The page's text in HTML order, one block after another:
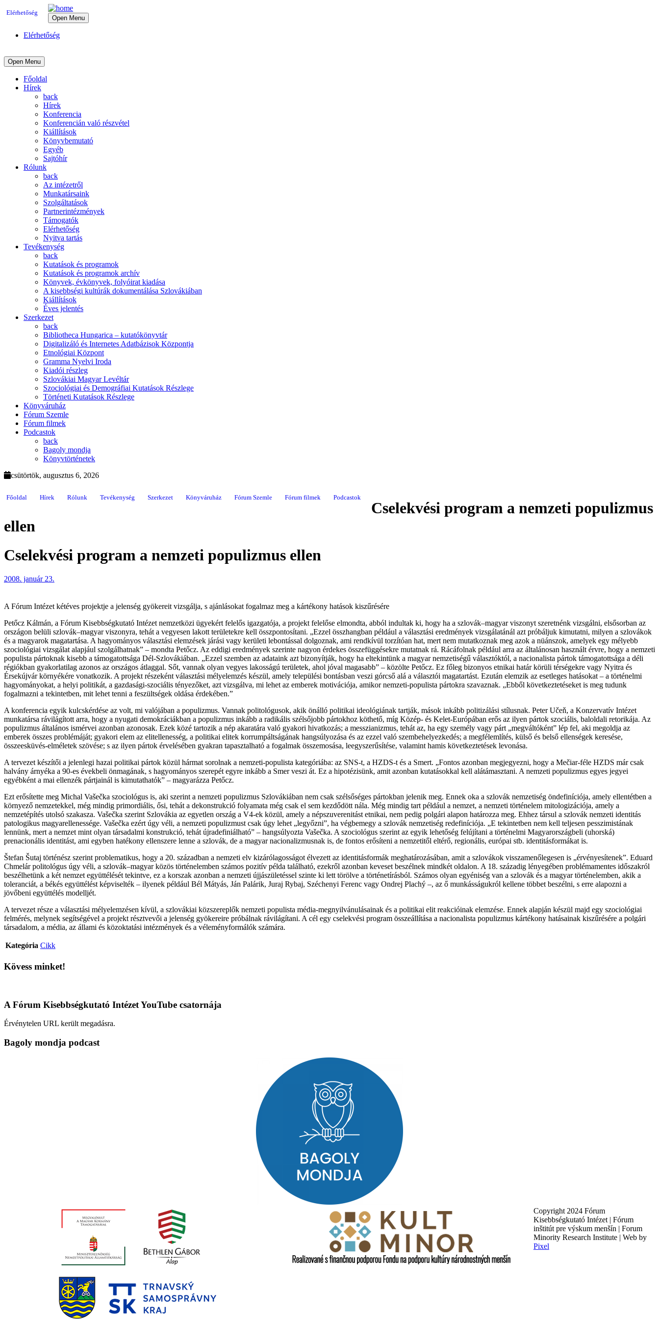
Elérhetőség
Open Menu
Elérhetőség
Open Menu
Főoldal
Hírek
back
Hírek
Konferencia
Konferencián való részvétel
Kiállítások
Könyvbemutató
Egyéb
Sajtóhír
Rólunk
back
Az intézetről
Munkatársaink
Szolgáltatások
Partnerintézmények
Támogatók
Elérhetőség
Nyitva tartás
Tevékenység
back
Kutatások és programok
Kutatások és programok archív
Könyvek, évkönyvek, folyóirat kiadása
A kisebbségi kultúrák dokumentálása Szlovákiában
Kiállítások
Éves jelentés
Szerkezet
back
Bibliotheca Hungarica – kutatókönyvtár
Digitalizáló és Internetes Adatbázisok Központja
Etnológiai Központ
Gramma Nyelvi Iroda
Kiadói részleg
Szlovákiai Magyar Levéltár
Szociológiai és Demográfiai Kutatások Részlege
Történeti Kutatások Részlege
Könyváruház
Fórum Szemle
Fórum filmek
Podcastok
back
Bagoly mondja
Könyvtörténetek
csütörtök, augusztus 6, 2026
Főoldal Hírek Rólunk Tevékenység Szerkezet Könyváruház Fórum Szemle Fórum filmek Podcastok
Cselekvési program a nemzeti populizmus
ellen
Cselekvési program a nemzeti populizmus ellen
2008. január 23.
A Fórum Intézet kétéves projektje a jelenség gyökereit vizsgálja, s ajánlásokat fogalmaz meg a kártékony hatások kiszűrésére
Petőcz Kálmán, a Fórum Kisebbségkutató Intézet nemzetközi ügyekért felelős igazgatója, a projekt felelőse elmondta, abból indultak ki, hogy ha a szlovák–magyar viszonyt szeretnénk vizsgálni, elsősorban az
országon belüli szlovák–magyar viszonyra, tehát a vegyesen lakott területekre kell összpontosítani. „Ezzel összhangban például a választási eredmények vizsgálatánál azt próbáljuk kimutatni, milyen a szlovákok
és a magyarok magatartása. A hagyományos választási elemzések járási vagy kerületi lebontással dolgoznak, ami rendkívül torzítóan hat, mert nem mutatkoznak meg azok a nüánszok, amelyek egy mélyebb
szociológiai vizsgálat alapjául szolgálhatnak” – mondta Petőcz. Az eddigi eredmények szerinte nagyon érdekes összefüggésekre mutatnak rá. Rácáfolnak például arra az általánosan használt érvre, hogy a nemzeti
populista pártoknak kisebb a támogatottsága Dél-Szlovákiában. „Ezzel szemben az adataink azt bizonyítják, hogy ha eltekintünk a magyar nemzetiségű választóktól, a nacionalista pártok támogatottsága a déli
régiókban gyakorlatilag azonos az országos átlaggal. Sőt, vannak olyan vegyes lakosságú területek, ahol jóval magasabb” – közölte Petőcz. Ez főleg bizonyos etnikai határ körüli térségekre vagy Nyitra és
Érsekújvár környékére vonatkozik. A projekt részeként választási mélyelemzés készül, amely települési bontásban veszi górcső alá a választói magatartást. Ezután elemzik az esetleges hatásokat – a történelmi
hagyományokat, a helyi politikát, a gazdasági-szociális tényezőket, azt vizsgálva, mi lehet az emberek motivációja, amikor nemzeti-populista pártokra szavaznak. „Ebből következtetéseket is meg tudunk
fogalmazni a tekintetben, mit lehet tenni a feszültségek oldása érdekében.”
A konferencia egyik kulcskérdése az volt, mi valójában a populizmus. Vannak politológusok, akik önálló politikai ideológiának tartják, mások inkább politizálási stílusnak. Peter Učeň, a Konzervatív Intézet
munkatársa rávilágított arra, hogy a nyugati demokráciákban a populizmus inkább a radikális szélsőjobb pártokhoz köthető, míg Közép- és Kelet-Európában erős az ilyen pártok szociális, baloldali retorikája. Az
populizmus általános ismérvei azonban azonosak. Ezek közé tartozik a nép akaratára való gyakori hivatkozás; a messzianizmus, tehát az, ha egy személy vagy párt „megváltóként” lép fel, aki megoldja az
emberek összes problémáját; gyakori elem az elitellenesség, a politikai elitek korrumpáltságának hangsúlyozása és az ezzel való szembehelyezkedés; a megfélemlítés, külső és belső ellenségek keresése,
összeesküvés-elméletek szövése; s az ilyen pártok érvelésében gyakran tapasztalható a fogalmak összemosása, leegyszerűsítése, valamint hamis következtetések levonása.
A tervezet készítői a jelenlegi hazai politikai pártok közül hármat sorolnak a nemzeti-populista kategóriába: az SNS-t, a HZDS-t és a Smert. „Fontos azonban megjegyezni, hogy a Mečiar-féle HZDS már csak
halvány árnyéka a 90-es évekbeli önmagának, s hagyományos szerepét egyre inkább a Smer veszi át. Ez a hipotézisünk, amit azonban kutatásokkal kell alátámasztani. A nemzeti populizmus egyes jegyei
egyébként a mai ellenzék pártjainál is kimutathatók” – magyarázza Petőcz.
Ezt erősítette meg Michal Vašečka szociológus is, aki szerint a nemzeti populizmus Szlovákiában nem csak szélsőséges pártokban jelenik meg. Ennek oka a szlovák nemzetiség öndefiníciója, amely ellentétben a
környező nemzetekkel, még mindig primordiális, ősi, tehát a dekonstrukció folyamata még csak el sem kezdődött nála. Még mindig tart például a nemzet, a nemzeti történelem mitologizációja, amely a
nemzetépítés utolsó szakasza. Vašečka szerint Szlovákia az egyetlen ország a V4-ek közül, amely a népszuverenitást etnikai, nem pedig polgári alapon határozza meg. Ehhez társul a szlovák nemzeti identitás
patologikus magyarellenessége. Vašečka ezért úgy véli, a nemzeti populizmust csak úgy lehet „legyőzni”, ha végbemegy a szlovák nemzetiség redefiníciója. „E tekintetben nem kell teljesen pesszimistának
lennünk, mert a nemzet mint olyan társadalmi konstrukció, tehát újradefiniálható” – hangsúlyozta Vašečka. A szociológus szerint az egyik lehetőség felújítani a történelmi Magyarországbeli (uhorská)
prenacionális identitást, ami egyben hatékony ellenszere lenne a szlovák, de a magyar nacionalizmusnak is, de fontos erősíteni a nemzetitől eltérő, regionális, európai stb. identitásformákat is.
Štefan Šutaj történész szerint problematikus, hogy a 20. században a nemzeti elv kizárólagosságot élvezett az identitásformák meghatározásában, amit a szlovákok visszamenőlegesen is „érvényesítenek”. Eduard
Chmelár politológus úgy véli, a szlovák–magyar közös történelemben számos pozitív példa található, ezekről azonban keveset beszélnek mindkét oldalon. A 18. századig lényegében problémamentes időszakról
beszélhetünk a két nemzet együttélését tekintve, ez a korszak azonban a nemzeti újjászületéssel szinte ki lett törölve a történetírásból. Számos olyan egyéniség van a szlovák és a magyar történelemben, akik a
toleranciát, a békés együttélést képviselték – ilyenek például Bél Mátyás, Ján Palárik, Juraj Rybaj, Széchenyi Ferenc vagy Ondrej Plachý –, az ő munkásságukról kellene többet beszélni, s erre alapozni a
jövőbeni együttélés modelljét.
A tervezet része a választási mélyelemzésen kívül, a szlovákiai közszereplők nemzeti populista média-megnyilvánulásainak és a politikai elit reakcióinak elemzése. Ennek alapján készül majd egy szociológiai
felmérés, melynek segítségével a projekt résztvevői a jelenség gyökereire próbálnak rávilágítani. A cél egy cselekvési program összeállítása a nacionalista populizmus kártékony hatásainak kiszűrésére a polgári
társadalom, a média, az állami és közoktatási intézmények és a véleményformálók számára.
Kategória Cikk
Kövess minket!
A Fórum Kisebbségkutató Intézet YouTube csatornája
Érvénytelen URL került megadásra.
Bagoly mondja podcast
Copyright 2024 Fórum
Kisebbségkutató Intézet | Fórum
inštitút pre výskum menšín | Forum
Minority Research Institute | Web by
Pixel